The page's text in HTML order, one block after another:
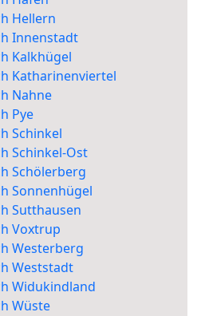
Hellern
Innenstadt
Kalkhügel
Katharinenviertel
Nahne
Pye
Schinkel
Schinkel-Ost
Schölerberg
Sonnenhügel
Sutthausen
Voxtrup
Westerberg
Weststadt
Widukindland
Wüste